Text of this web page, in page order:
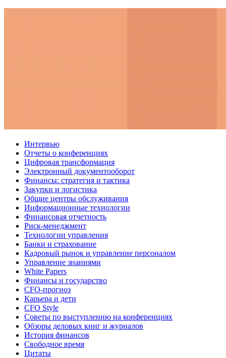
Интервью
Отчеты о конференциях
Цифровая трансформация
Электронный документооборот
Финансы: стратегия и тактика
Закупки и логистика
Общие центры обслуживания
Информационные технологии
Финансовая отчетность
Риск-менеджмент
Технологии управления
Банки и страхование
Кадровый рынок и управление персоналом
Управление знаниями
White Papers
Финансы и государство
CFO-прогноз
Карьера и дети
CFO Style
Советы по выступлению на конференциях
Обзоры деловых книг и журналов
История финансов
Свободное время
Цитаты